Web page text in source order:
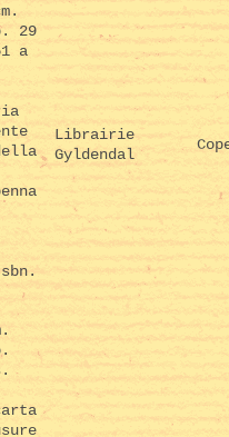
29
a
Librairie
Gyldendal